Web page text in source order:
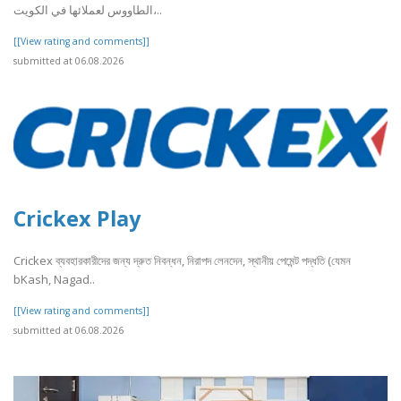
الطاووس لعملائها في الكويت،..
[[View rating and comments]]
submitted at 06.08.2026
Crickex Play
Crickex ব্যবহারকারীদের জন্য দ্রুত নিবন্ধন, নিরাপদ লেনদেন, স্থানীয় পেমেন্ট পদ্ধতি (যেমন
bKash, Nagad..
[[View rating and comments]]
submitted at 06.08.2026